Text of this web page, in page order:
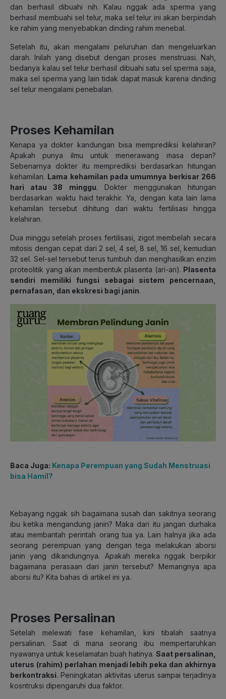
dan berhasil dibuahi nih. Kalau nggak ada sperma yang
berhasil membuahi sel telur, maka sel telur ini akan berpindah
ke rahim yang menyebabkan dinding rahim menebal.
Setelah itu, akan mengalami peluruhan dan mengeluarkan
darah. Inilah yang disebut dengan proses menstruasi. Nah,
bedanya kalau sel telur berhasil dibuahi satu sel sperma saja,
maka sel sperma yang lain tidak dapat masuk karena dinding
sel telur mengalami penebalan.
Proses Kehamilan
Kenapa ya dokter kandungan bisa memprediksi kelahiran?
Apakah punya ilmu untuk menerawang masa depan?
Sebenarnya dokter itu memprediksi berdasarkan hitungan
kehamilan. Lama kehamilan pada umumnya berkisar 266
hari atau 38 minggu. Dokter menggunakan hitungan
berdasarkan waktu haid terakhir. Ya, dengan kata lain lama
kehamilan tersebut dihitung dari waktu fertilisasi hingga
kelahiran.
Dua minggu setelah proses fertilisasi, zigot membelah secara
mitosis dengan cepat dari 2 sel, 4 sel, 8 sel, 16 sel, kemudian
32 sel. Sel-sel tersebut terus tumbuh dan menghasilkan enzim
proteolitik yang akan membentuk plasenta (ari-ari). Plasenta
sendiri memiliki fungsi sebagai sistem pencernaan,
pernafasan, dan ekskresi bagi janin.
Baca Juga: Kenapa Perempuan yang Sudah Menstruasi
bisa Hamil?
Kebayang nggak sih bagaimana susah dan sakitnya seorang
ibu ketika mengandung janin? Maka dari itu jangan durhaka
atau membantah perintah orang tua ya. Lain halnya jika ada
seorang perempuan yang dengan tega melakukan aborsi
janin yang dikandungnya. Apakah mereka nggak berpikir
bagaimana perasaan dari janin tersebut? Memangnya apa
aborsi itu? Kita bahas di artikel ini ya.
Proses Persalinan
Setelah melewati fase kehamilan, kini tibalah saatnya
persalinan. Saat di mana seorang ibu mempertaruhkan
nyawanya untuk keselamatan buah hatinya. Saat persalinan,
uterus (rahim) perlahan menjadi lebih peka dan akhirnya
berkontraksi. Peningkatan aktivitas uterus sampai terjadinya
kosntruksi dipengaruhi dua faktor.